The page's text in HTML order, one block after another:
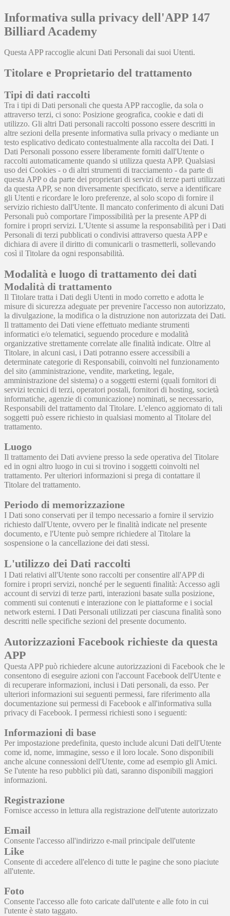
Informativa sulla privacy dell'APP 147
Billiard Academy
Questa APP raccoglie alcuni Dati Personali dai suoi Utenti.
Titolare e Proprietario del trattamento
Tipi di dati raccolti
Tra i tipi di Dati personali che questa APP raccoglie, da sola o
attraverso terzi, ci sono: Posizione geografica, cookie e dati di
utilizzo. Gli altri Dati personali raccolti possono essere descritti in
altre sezioni della presente informativa sulla privacy o mediante un
testo esplicativo dedicato contestualmente alla raccolta dei Dati. I
Dati Personali possono essere liberamente forniti dall'Utente o
raccolti automaticamente quando si utilizza questa APP. Qualsiasi
uso dei Cookies - o di altri strumenti di tracciamento - da parte di
questa APP o da parte dei proprietari di servizi di terze parti utilizzati
da questa APP, se non diversamente specificato, serve a identificare
gli Utenti e ricordare le loro preferenze, al solo scopo di fornire il
servizio richiesto dall'Utente. Il mancato conferimento di alcuni Dati
Personali può comportare l'impossibilità per la presente APP di
fornire i propri servizi. L'Utente si assume la responsabilità per i Dati
Personali di terzi pubblicati o condivisi attraverso questa APP e
dichiara di avere il diritto di comunicarli o trasmetterli, sollevando
così il Titolare da ogni responsabilità.
Modalità e luogo di trattamento dei dati
Modalità di trattamento
Il Titolare tratta i Dati degli Utenti in modo corretto e adotta le
misure di sicurezza adeguate per prevenire l'accesso non autorizzato,
la divulgazione, la modifica o la distruzione non autorizzata dei Dati.
Il trattamento dei Dati viene effettuato mediante strumenti
informatici e/o telematici, seguendo procedure e modalità
organizzative strettamente correlate alle finalità indicate. Oltre al
Titolare, in alcuni casi, i Dati potranno essere accessibili a
determinate categorie di Responsabili, coinvolti nel funzionamento
del sito (amministrazione, vendite, marketing, legale,
amministrazione del sistema) o a soggetti esterni (quali fornitori di
servizi tecnici di terzi, operatori postali, fornitori di hosting, società
informatiche, agenzie di comunicazione) nominati, se necessario,
Responsabili del trattamento dal Titolare. L'elenco aggiornato di tali
soggetti può essere richiesto in qualsiasi momento al Titolare del
trattamento.
Luogo
Il trattamento dei Dati avviene presso la sede operativa del Titolare
ed in ogni altro luogo in cui si trovino i soggetti coinvolti nel
trattamento. Per ulteriori informazioni si prega di contattare il
Titolare del trattamento.
Periodo di memorizzazione
I Dati sono conservati per il tempo necessario a fornire il servizio
richiesto dall'Utente, ovvero per le finalità indicate nel presente
documento, e l'Utente può sempre richiedere al Titolare la
sospensione o la cancellazione dei dati stessi.
L'utilizzo dei Dati raccolti
I Dati relativi all'Utente sono raccolti per consentire all'APP di
fornire i propri servizi, nonché per le seguenti finalità: Accesso agli
account di servizi di terze parti, interazioni basate sulla posizione,
commenti sui contenuti e interazione con le piattaforme e i social
network esterni. I Dati Personali utilizzati per ciascuna finalità sono
descritti nelle specifiche sezioni del presente documento.
Autorizzazioni Facebook richieste da questa
APP
Questa APP può richiedere alcune autorizzazioni di Facebook che le
consentono di eseguire azioni con l'account Facebook dell'Utente e
di recuperare informazioni, inclusi i Dati personali, da esso. Per
ulteriori informazioni sui seguenti permessi, fare riferimento alla
documentazione sui permessi di Facebook e all'informativa sulla
privacy di Facebook. I permessi richiesti sono i seguenti:
Informazioni di base
Per impostazione predefinita, questo include alcuni Dati dell'Utente
come id, nome, immagine, sesso e il loro locale. Sono disponibili
anche alcune connessioni dell'Utente, come ad esempio gli Amici.
Se l'utente ha reso pubblici più dati, saranno disponibili maggiori
informazioni.
Registrazione
Fornisce accesso in lettura alla registrazione dell'utente autorizzato
Email
Consente l'accesso all'indirizzo e-mail principale dell'utente
Like
Consente di accedere all'elenco di tutte le pagine che sono piaciute
all'utente.
Foto
Consente l'accesso alle foto caricate dall'utente e alle foto in cui
l'utente è stato taggato.